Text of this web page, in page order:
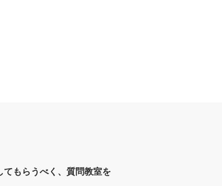
もらうべく、質問教室を